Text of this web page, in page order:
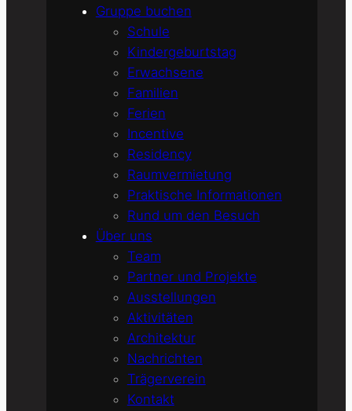
Gruppe buchen
Schule
Kindergeburtstag
Erwachsene
Familien
Ferien
Incentive
Residency
Raumvermietung
Praktische Informationen
Rund um den Besuch
Über uns
Team
Partner und Projekte
Ausstellungen
Aktivitäten
Architektur
Nachrichten
Trägerverein
Kontakt